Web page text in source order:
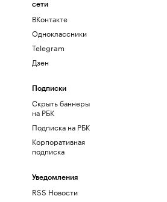
сети
ВКонтакте
Одноклассники
Telegram
Дзен
Подписки
Скрыть баннеры
на РБК
Подписка на РБК
Корпоративная
подписка
Уведомления
RSS Новости